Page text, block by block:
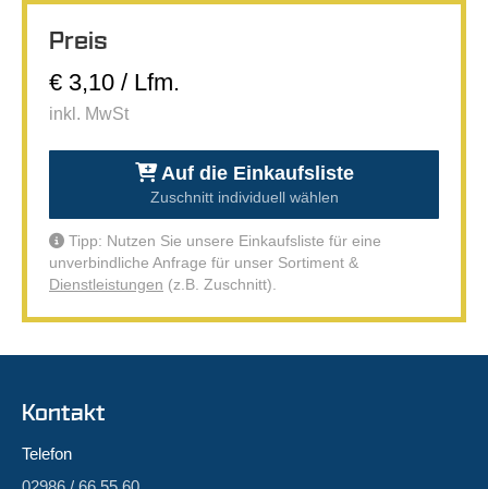
Preis
€ 3,10 / Lfm.
inkl. MwSt
Auf die Einkaufsliste
Zuschnitt individuell wählen
Tipp: Nutzen Sie unsere Einkaufsliste für eine
unverbindliche Anfrage für unser Sortiment &
Dienstleistungen (z.B. Zuschnitt).
Kontakt
Telefon